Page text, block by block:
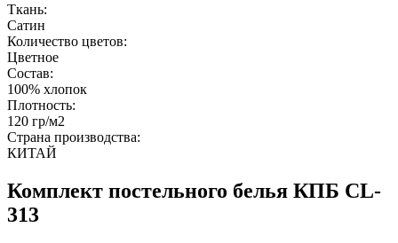
Ткань:
Сатин
Количество цветов:
Цветное
Состав:
100% хлопок
Плотность:
120 гр/м2
Страна производства:
КИТАЙ
Комплект постельного белья КПБ CL-
313